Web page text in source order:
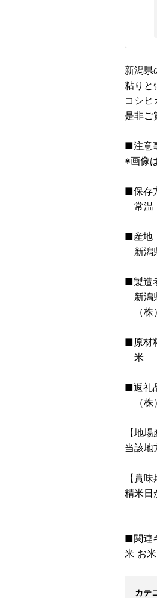
新潟県
粘りと
コシヒ
是非ご
■注意
※画像
■保存
常温
■産地
新潟
■製造
新潟
（株
■原材
米
■返礼
（株
【地
当該地
【賞味
精米日
冬
■関連
米 お
カテ